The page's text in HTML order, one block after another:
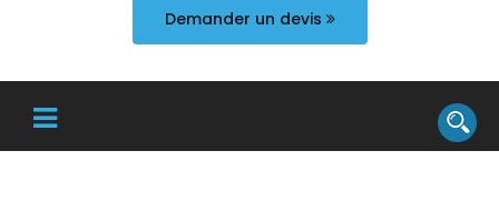
Demander un devis